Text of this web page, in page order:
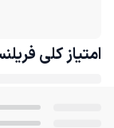
امتیاز کلی